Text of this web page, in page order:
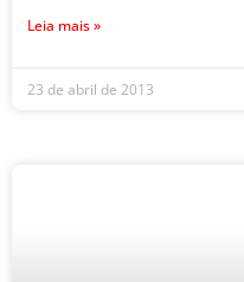
Leia mais »
23 de abril de 2013